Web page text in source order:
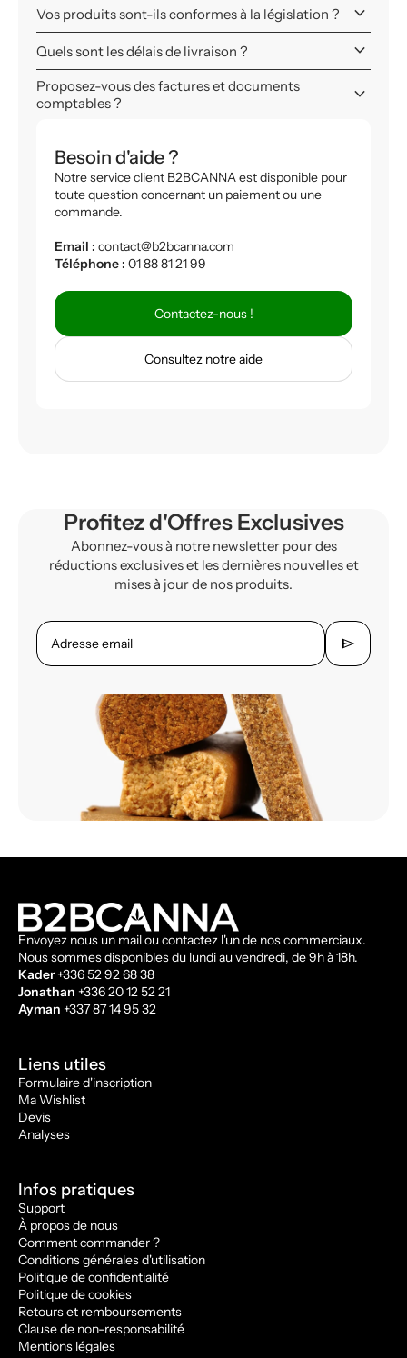
Besoin d'aide ?
Notre service client B2BCANNA est disponible pour
toute question concernant un paiement ou une
commande.
Email : contact@b2bcanna.com
Téléphone : 01 88 81 21 99
Contactez-nous !
Consultez notre aide
Vos produits sont-ils conformes à la législation ? keyboard_arrow_down
Quels sont les délais de livraison ? keyboard_arrow_down
Proposez-vous des factures et documents
comptables ?
keyboard_arrow_down
Profitez d'Offres Exclusives
Abonnez-vous à notre newsletter pour des
réductions exclusives et les dernières nouvelles et
mises à jour de nos produits.
Adresse email send
Envoyez nous un mail ou contactez l'un de nos commerciaux.
Nous sommes disponibles du lundi au vendredi, de 9h à 18h.
Kader+336 52 92 68 38
Jonathan +336 20 12 52 21
Ayman +337 87 14 95 32
Liens utiles
Formulaire d'inscription
Ma Wishlist
Devis
Analyses
Infos pratiques
Support
À propos de nous
Comment commander ?
Conditions générales d'utilisation
Politique de confidentialité
Politique de cookies
Retours et remboursements
Clause de non-responsabilité
Mentions légales